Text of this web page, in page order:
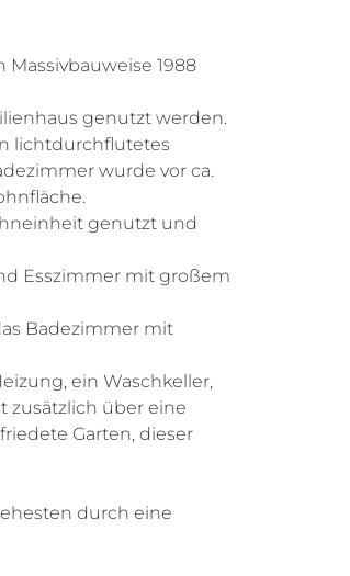
1988
genutzt werden.
lichtdurchflutetes
wurde vor ca.
genutzt und
Esszimmer mit großem
Badezimmer mit
ein Waschkeller,
zusätzlich über eine
Garten, dieser
durch eine